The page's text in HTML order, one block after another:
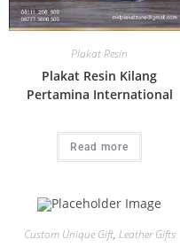
Plakat Resin
Plakat Resin Kilang
Pertamina International
Read more
Custom Unique Gift, Leather Gifts